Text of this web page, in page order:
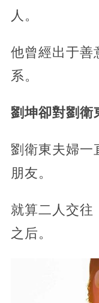
人。
他曾經出于善
系。
劉坤卻對劉衛
劉衛東夫婦一
朋友。
就算二人交往
之后。